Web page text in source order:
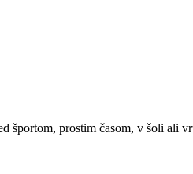
športom, prostim časom, v šoli ali